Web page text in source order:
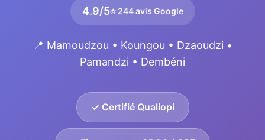
4.9/5⭐ 244 avis Google
📍 Mamoudzou • Koungou • Dzaoudzi •
Pamandzi • Dembéni
✓ Certifié Qualiopi